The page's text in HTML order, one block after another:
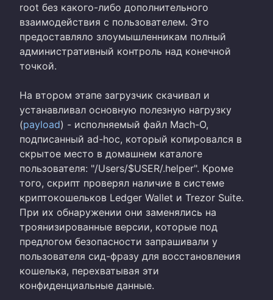
root без какого-либо дополнительного
взаимодействия с пользователем. Это
предоставляло злоумышленникам полный
административный контроль над конечной
точкой.
На втором этапе загрузчик скачивал и
устанавливал основную полезную нагрузку
(payload) - исполняемый файл Mach-O,
подписанный ad-hoc, который копировался в
скрытое место в домашнем каталоге
пользователя: "/Users/$USER/.helper". Кроме
того, скрипт проверял наличие в системе
криптокошельков Ledger Wallet и Trezor Suite.
При их обнаружении они заменялись на
троянизированные версии, которые под
предлогом безопасности запрашивали у
пользователя сид-фразу для восстановления
кошелька, перехватывая эти
конфиденциальные данные.